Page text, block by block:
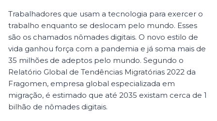
Trabalhadores que usam a tecnologia para exercer o
trabalho enquanto se deslocam pelo mundo. Esses
são os chamados nômades digitais. O novo estilo de
vida ganhou força com a pandemia e já soma mais de
35 milhões de adeptos pelo mundo. Segundo o
Relatório Global de Tendências Migratórias 2022 da
Fragomen, empresa global especializada em
migração, é estimado que até 2035 existam cerca de 1
bilhão de nômades digitais.